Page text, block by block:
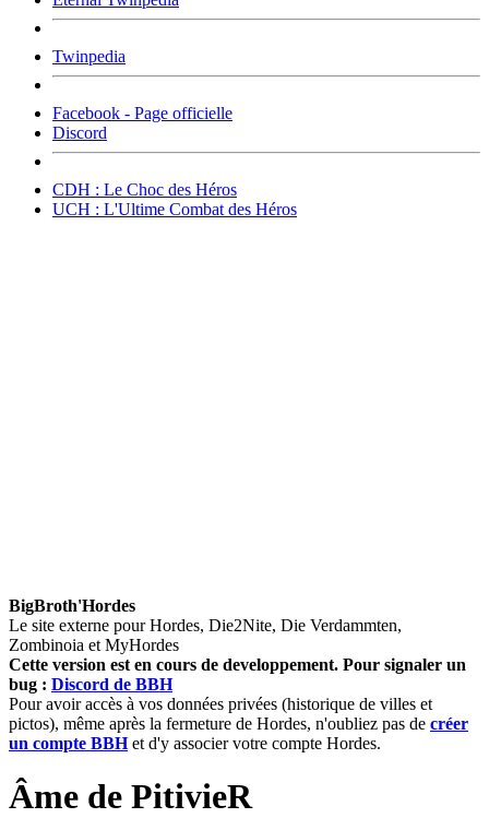
Twinpedia
Facebook - Page officielle
Discord
CDH : Le Choc des Héros
UCH : L'Ultime Combat des Héros
BigBroth'Hordes
Le site externe pour Hordes, Die2Nite, Die Verdammten,
Zombinoia et MyHordes
Cette version est en cours de developpement. Pour signaler un
bug : Discord de BBH
Pour avoir accès à vos données privées (historique de villes et
pictos), même après la fermeture de Hordes, n'oubliez pas de créer
un compte BBHet d'y associer votre compte Hordes.
Âme de PitivieR